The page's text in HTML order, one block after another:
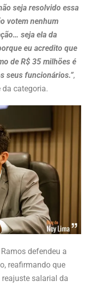
seja resolvido essa
votem nenhum
seja ela da
eu acredito que
de R$ 35 milhões é
seus funcionários.”,
da categoria.
defendeu a
reafirmando que
salarial da